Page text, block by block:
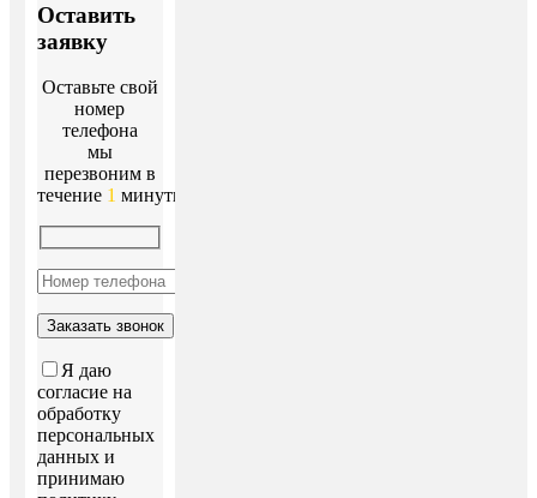
Оставить
заявку
Оставьте свой
номер
телефона
мы
перезвоним в
течение 1 минуты!
Я даю
согласие на
обработку
персональных
данных и
принимаю